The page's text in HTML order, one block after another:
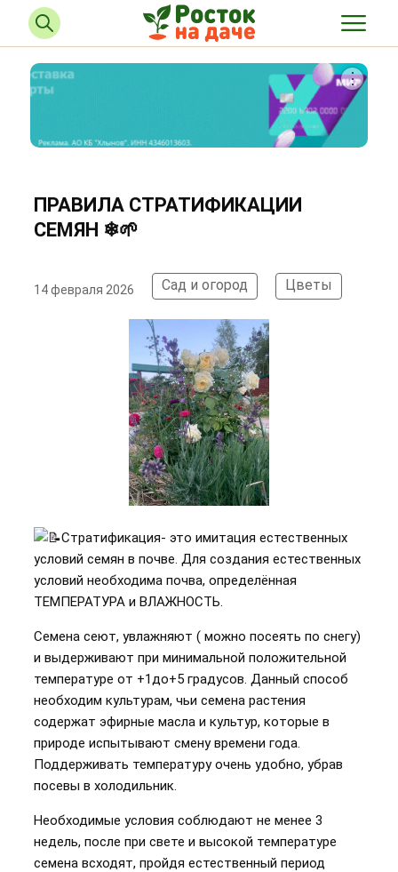
ПРАВИЛА СТРАТИФИКАЦИИ
СЕМЯН ❄🌱
14 февраля 2026 Сад и огород Цветы
Стратификация- это имитация естественных
условий семян в почве. Для создания естественных
условий необходима почва, определённая
ТЕМПЕРАТУРА и ВЛАЖНОСТЬ.
Семена сеют, увлажняют ( можно посеять по снегу)
и выдерживают при минимальной положительной
температуре от +1до+5 градусов. Данный способ
необходим культурам, чьи семена растения
содержат эфирные масла и культур, которые в
природе испытывают смену времени года.
Поддерживать температуру очень удобно, убрав
посевы в холодильник.
Необходимые условия соблюдают не менее 3
недель, после при свете и высокой температуре
семена всходят, пройдя естественный период